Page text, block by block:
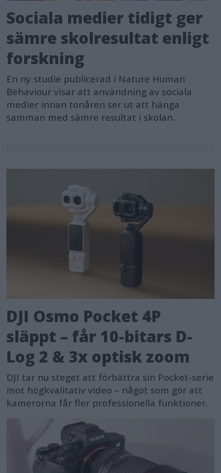
Sociala medier tidigt ger
sämre skolresultat enligt
forskning
En ny studie publicerad i Nature Human
Behaviour visar att användning av sociala
medier innan tonåren ser ut att hänga
samman med sämre resultat i skolan.
DJI Osmo Pocket 4P
släppt – får 10-bitars D-
Log 2 & 3x optisk zoom
DJI tar nu steget att förbättra sin Pocket-serie
mot högkvalitativ video – något som gör att
kamerorna får fler professionella funktioner.